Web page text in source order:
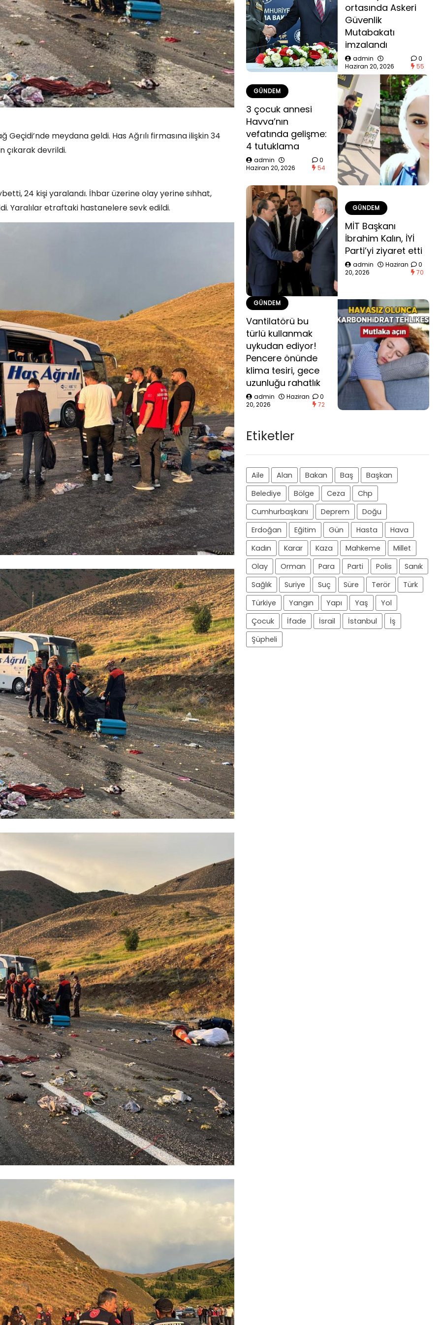
Geçidi’nde meydana geldi. Has Ağrılı firmasına ilişkin 34
çıkarak devrildi.
24 kişi yaralandı. İhbar üzerine olay yerine sıhhat,
Yaralılar etraftaki hastanelere sevk edildi.
ortasında Askeri
Güvenlik
Mutabakatı
imzalandı
admin
Haziran 20, 2026
0
55
GÜNDEM
3 çocuk annesi
Havva’nın
vefatında gelişme:
4 tutuklama
admin
Haziran 20, 2026
0
54
GÜNDEM
MİT Başkanı
İbrahim Kalın, İYİ
Parti’yi ziyaret etti
admin
Haziran
20, 2026
0
70
GÜNDEM
Vantilatörü bu
türlü kullanmak
uykudan ediyor!
Pencere önünde
klima tesiri, gece
uzunluğu rahatlık
admin
Haziran
20, 2026
0
72
Etiketler
Aile Alan Bakan Baş
Başkan
Belediye
Bölge Ceza
Chp
Cumhurbaşkanı
Deprem
Doğu
Erdoğan
Eğitim Gün Hasta
Hava
Kadın
Karar Kaza Mahkeme
Millet
Olay
Orman Para Parti Polis
Sanık
Sağlık
Suriye Suç Süre Terör
Türk
Türkiye
Yangın Yapı Yaş
Yol
Çocuk
İfade İsrail İstanbul
İş
Şüpheli